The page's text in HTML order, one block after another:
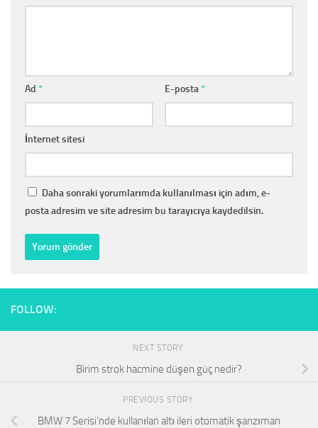
Ad * E-posta*
İnternet sitesi
Daha sonraki yorumlarımda kullanılması için adım, e-
posta adresim ve site adresim bu tarayıcıya kaydedilsin.
FOLLOW:
NEXT STORY
Birim strok hacmine düşen güç nedir?
PREVIOUS STORY
BMW 7 Serisi’nde kullanılan altı ileri otomatik şanzıman